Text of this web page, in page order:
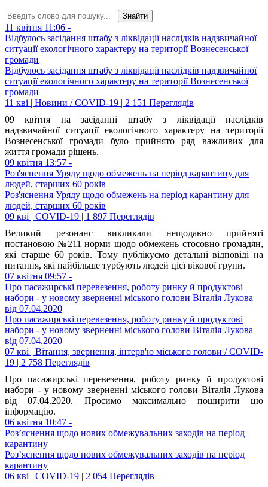
Знайти
11 квітня 11:06 -
Відбулось засідання штабу з ліквідації наслідків надзвичайної
ситуації екологічного характеру на території Вознесенської
громади
Відбулось засідання штабу з ліквідації наслідків надзвичайної
ситуації екологічного характеру на території Вознесенської
громади
11 кві | Новини / COVID-19 | 2 151 Переглядів
09 квітня на засіданні штабу з ліквідації наслідків
надзвичайної ситуації екологічного характеру на території
Вознесенської громади було прийнято ряд важливих для
життя громади рішень.
09 квітня 13:57 -
Роз'яснення Уряду щодо обмежень на період карантину для
людей, старших 60 років
Роз'яснення Уряду щодо обмежень на період карантину для
людей, старших 60 років
09 кві | COVID-19 | 1 897 Переглядів
Великий резонанс викликали нещодавно прийняті
постановою №211 норми щодо обмежень стосовно громадян,
які старше 60 років. Тому публікуємо детальні відповіді на
питання, які найбільше турбують людей цієї вікової групи.
07 квітня 09:57 -
Про пасажирські перевезення, роботу ринку й продуктові
набори - у новому зверненні міського голови Віталія Лукова
від 07.04.2020
Про пасажирські перевезення, роботу ринку й продуктові
набори - у новому зверненні міського голови Віталія Лукова
від 07.04.2020
07 кві | Вітання, звернення, інтерв'ю міського голови / COVID-
19 | 2 758 Переглядів
Про пасажирські перевезення, роботу ринку й продуктові
набори - у новому зверненні міського голови Віталія Лукова
від 07.04.2020. Просимо максимально поширити цю
інформацію.
06 квітня 10:47 -
Роз’яснення щодо нових обмежувальних заходів на період
карантину
Роз’яснення щодо нових обмежувальних заходів на період
карантину
06 кві | COVID-19 | 2 054 Переглядів